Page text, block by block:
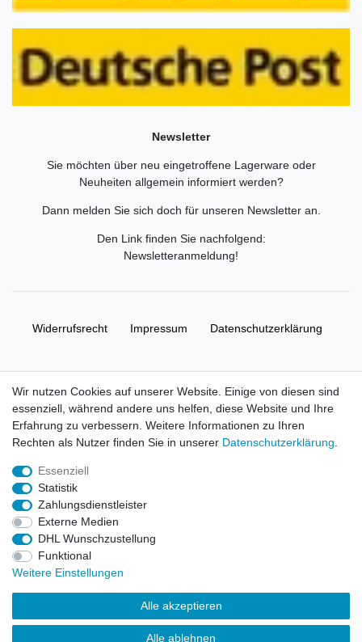
Newsletter
Sie möchten über neu eingetroffene Lagerware oder
Neuheiten allgemein informiert werden?
Dann melden Sie sich doch für unseren Newsletter an.
Den Link finden Sie nachfolgend:
Newsletteranmeldung!
Widerrufs­recht Impressum Daten­schutz­erklärung
© Copyright 2026 | Alle Rechte vorbehalten. HL-
Handelsgesellschaft mbH.
Alle Markennamen, Warenzeichen sowie sämtliche Produktbilder
und Beschreibungen sind Eigentum Ihrer rechtmäßigen
Eigentümer und dienen hier nur der Beschreibung.
Preise nur für registrierte Händler, ansonsten zeigt der Shop 0,00
€
LEGO, das LEGO Logo, die Minifigur, DUPLO, LEGENDS OF
CHIMA, NINJAGO, BIONICLE, MINDSTORMS und MIXELS sind
urheberrechtlich geschützte Markenzeichen der LEGO Gruppe.
Wir nutzen Cookies auf unserer Website. Einige von diesen sind
essenziell, während andere uns helfen, diese Website und Ihre
Erfahrung zu verbessern. Weitere Informationen zu Ihren
Rechten als Nutzer finden Sie in unserer Daten­schutz­erklärung
Essenziell
Statistik
Zahlungsdienstleister
Externe Medien
DHL Wunschzustellung
Funktional
Weitere Einstellungen
Alle akzeptieren
Alle ablehnen